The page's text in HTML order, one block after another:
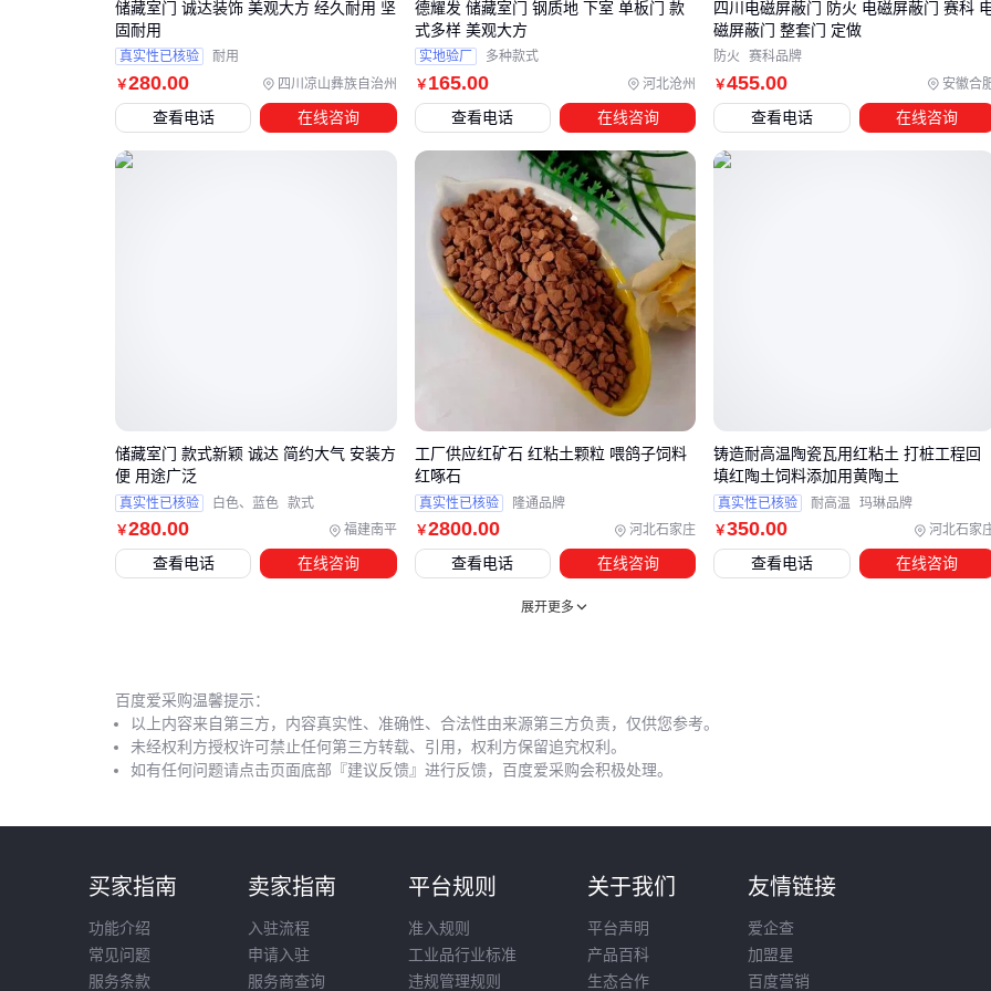
仿铜门实际是镀铜钢板，使用寿命与304不锈钢相当
四、容易被忽视的配件选择
门体性能的30%取决于配件质量，这些细节最易踩坑：
铰链：农村大门首选重型门铰链
错误选择：用普通合页会导致门扇下垂
正确安装：每扇门至少装3个铰链，间距均匀分布
锁具：建议选择：
防技术开启的C级锁芯
带防雨设计的室外
双活舌结构更防撬
五、安装和维护中的关键细节
农村自装常见问题多出在安装环节：
预埋处理
：门框灌浆要用防水砂浆，普通水泥会吸潮锈蚀钢
框
间隙控制：门扇与门框
间隙应保持在5-8mm，过大影响防
盗性
选择IP65防水等级的设备
备用机械锁是必须的
使用强度选择对应等级。重点检查材质报告、铰链质量和安装
配合正确维护，完全可以用15年以上不失效。
￥280.00 四川凉山彝族自治州
储藏室门 诚达装饰 美观大方 经久耐用 坚
固耐用
真实性已核验 耐用
查看电话 在线咨询
￥165.00 河北沧州
德耀发 储藏室门 钢质地 下室 单板门 款
式多样 美观大方
实地验厂 多种款式
查看电话 在线咨询
￥455.00 安徽合
四川电磁屏蔽门 防火 电磁屏蔽门 赛科
磁屏蔽门 整套门 定做
防火 赛科品牌
查看电话 在线咨询
￥280.00 福建南平
储藏室门 款式新颖 诚达 简约大气 安装方
便 用途广泛
真实性已核验 白色、蓝色 款式
查看电话 在线咨询
￥2800.00 河北石家庄
工厂供应红矿石 红粘土颗粒 喂鸽子饲料
红啄石
真实性已核验 隆通品牌
查看电话 在线咨询
￥350.00 河北石家
铸造耐高温陶瓷瓦用红粘土 打桩工程回
填红陶土饲料添加用黄陶土
真实性已核验 耐高温 玛琳品牌
查看电话 在线咨询
展开更多
百度爱采购温馨提示：
以上内容来自第三方，内容真实性、准确性、合法性由来源第三方负责，仅供您参考。
未经权利方授权许可禁止任何第三方转载、引用，权利方保留追究权利。
如有任何问题请点击页面底部『建议反馈』进行反馈，百度爱采购会积极处理。
买家指南
功能介绍
常见问题
服务条款
卖家指南
入驻流程
申请入驻
服务商查询
平台规则
准入规则
工业品行业标准
违规管理规则
关于我们
平台声明
产品百科
生态合作
友情链接
爱企查
加盟星
百度营销